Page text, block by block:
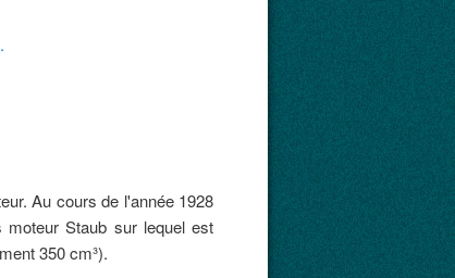
Au cours de l'année 1928
Staub sur lequel est
350 cm³).